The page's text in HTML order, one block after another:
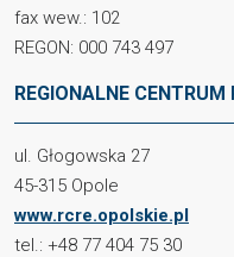
fax wew.: 102
REGON: 000 743 497
REGIONALNE
ul. Głogowska 27
45-315 Opole
www.rcre.opolskie.pl
tel.: +48 77 404 75 30